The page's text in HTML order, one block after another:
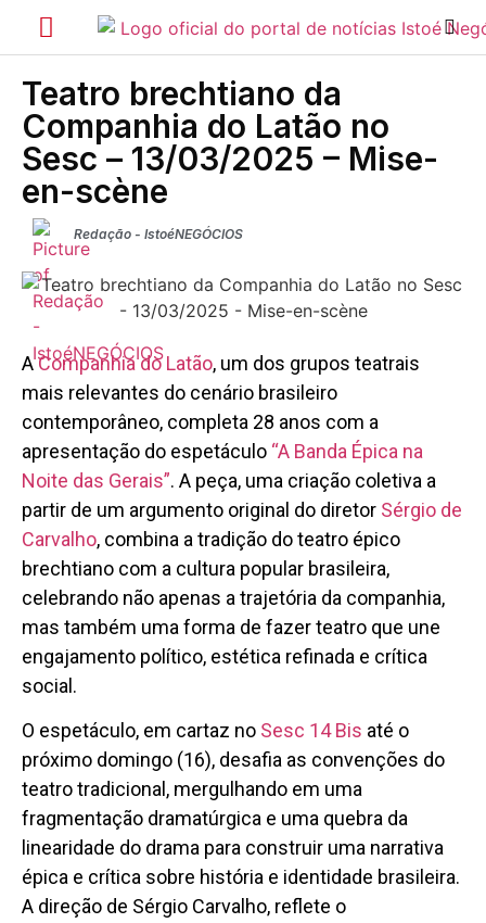
Teatro brechtiano da
Companhia do Latão no
Sesc – 13/03/2025 – Mise-
en-scène
Redação - IstoéNEGÓCIOS
ACompanhia do Latão, um dos grupos teatrais
mais relevantes do cenário brasileiro
contemporâneo, completa 28 anos com a
apresentação do espetáculo “A Banda Épica na
Noite das Gerais”. A peça, uma criação coletiva a
partir de um argumento original do diretor Sérgio de
Carvalho, combina a tradição do teatro épico
brechtiano com a cultura popular brasileira,
celebrando não apenas a trajetória da companhia,
mas também uma forma de fazer teatro que une
engajamento político, estética refinada e crítica
social.
O espetáculo, em cartaz no Sesc 14 Bis até o
próximo domingo (16), desafia as convenções do
teatro tradicional, mergulhando em uma
fragmentação dramatúrgica e uma quebra da
linearidade do drama para construir uma narrativa
épica e crítica sobre história e identidade brasileira.
A direção de Sérgio Carvalho, reflete o